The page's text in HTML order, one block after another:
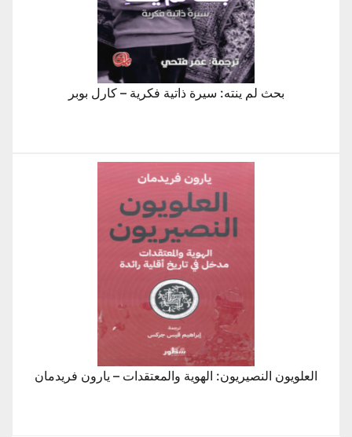
بحث لم ينته: سيرة ذاتية فكرية – كارل بوبر
العلويون النصيريون: الهوية والمعتقدات – يارون فريدمان